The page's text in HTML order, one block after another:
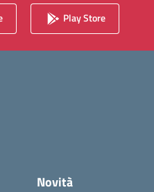
Play Store
Novità